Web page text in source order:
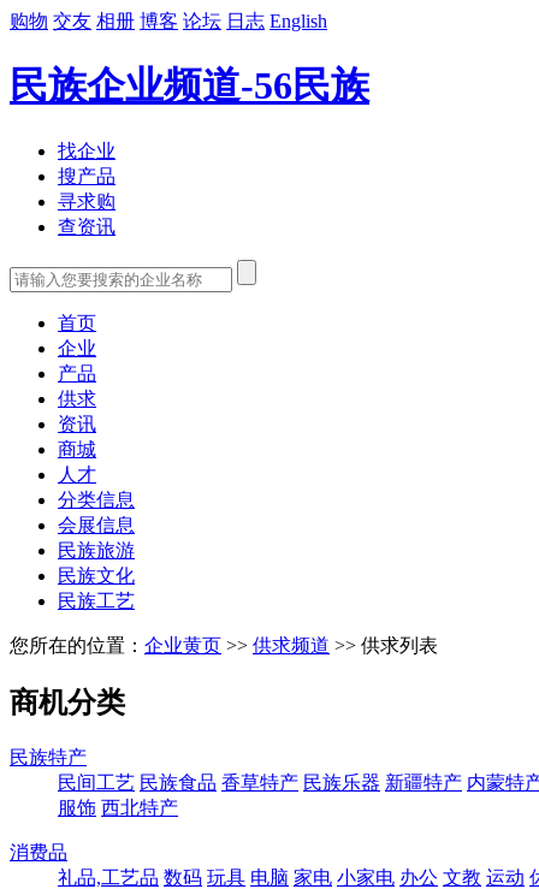
购物 交友 相册 博客 论坛 日志 English
民族企业频道-56民族
找企业
搜产品
寻求购
查资讯
首页
企业
产品
供求
资讯
商城
人才
分类信息
会展信息
民族旅游
民族文化
民族工艺
您所在的位置： 企业黄页 >> 供求频道 >> 供求列表
商机分类
民族特产
民间工艺 民族食品 香草特产 民族乐器 新疆特产 内蒙特
服饰 西北特产
消费品
礼品,工艺品 数码 玩具 电脑 家电 小家电 办公 文教 运动